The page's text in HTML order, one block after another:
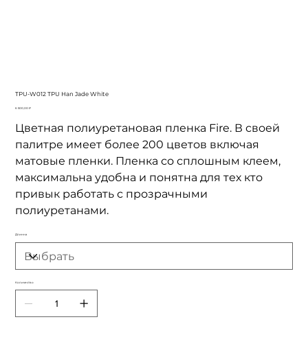
TPU-W012 TPU Han Jade White
Цена
6 500,00 ₽
Цветная полиуретановая пленка Fire. В своей
палитре имеет более 200 цветов включая
матовые пленки. Пленка со сплошным клеем,
максимальна удобна и понятна для тех кто
привык работать с прозрачными
полиуретанами.
Длинна
Количество